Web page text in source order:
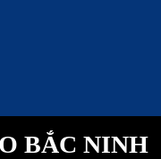
BẮC NINH